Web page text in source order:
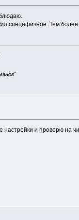
специфичное. Тем
и проверю на